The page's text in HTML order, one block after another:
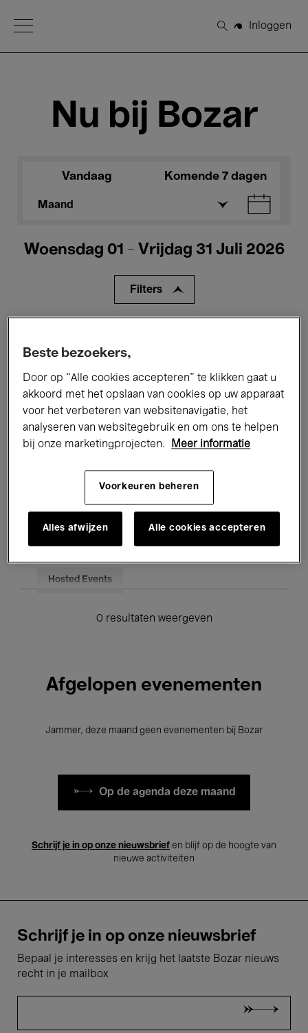
Open Menu
Zoeken
Inloggen
Nu bij Bozar
Vandaag Komende 7 dagen
Maand
Woensdag 01 - Vrijdag 31 Juli 2026
Filters
Performances Lezingen & Debatten
Jazz Klassieke Muziek Global Music
Onderwijs Rondleidingen
Hosted Events
0 resultaten weergeven
Afgelopen evenementen
Jammer, deze maand geen evenementen bij Bozar
Op de agenda deze maand
Schrijf je in op onze nieuwsbrief en blijf op de hoogte van
nieuwe activiteiten
Schrijf je in op onze nieuwsbrief
Bepaal je interesses en krijg het laatste Bozar nieuws
recht in je mailbox
Beste bezoekers,
Door op “Alle cookies accepteren” te klikken gaat u
akkoord met het opslaan van cookies op uw apparaat
voor het verbeteren van websitenavigatie, het
analyseren van websitegebruik en om ons te helpen
bij onze marketingprojecten.
Meer informatie
Voorkeuren beheren
Alles afwijzen Alle cookies accepteren